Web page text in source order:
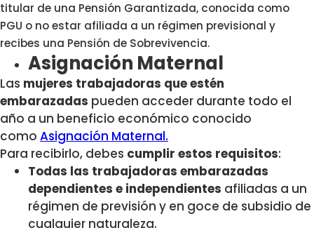
titular de una Pensión Garantizada, conocida como
PGU o no estar afiliada a un régimen previsional y
recibes una Pensión de Sobrevivencia.
Asignación Maternal
Las mujeres trabajadoras que estén
embarazadas pueden acceder durante todo el
año a un beneficio económico conocido
como Asignación Maternal.
Para recibirlo, debes cumplir estos requisitos:
Todas las trabajadoras embarazadas
dependientes e independientes afiliadas a un
régimen de previsión y en goce de subsidio de
cualquier naturaleza.